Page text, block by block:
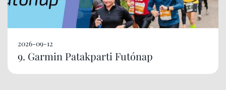
2026-09-12
9. Garmin Patakparti Futónap